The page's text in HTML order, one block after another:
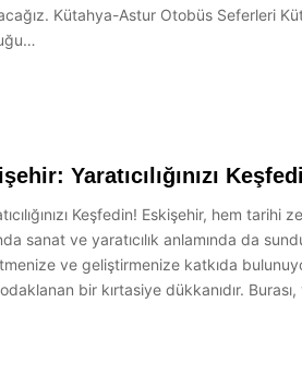
Kütahya-Astur Otobüs Seferleri
Yaratıcılığınızı
Keşfedin! Eskişehir, hem
sanat ve yaratıcılık anlamında da
ve geliştirmenize katkıda
bir kırtasiye dükkanıdır.